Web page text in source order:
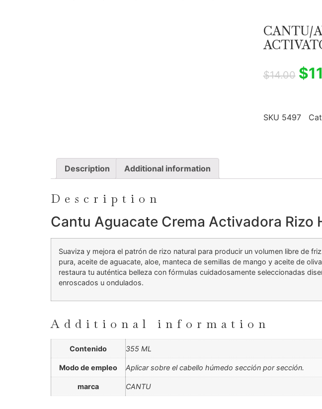
CANTU/
$14.00 $
SKU 5497
Description Additional information
Description
Cantu Aguacate Crema Activadora Rizo
Suaviza y mejora el patrón de rizo natural para producir un volumen libre de
pura, aceite de aguacate, aloe, manteca de semillas de mango y aceite de
restaura tu auténtica belleza con fórmulas cuidadosamente seleccionadas
enroscados u ondulados.
Additional information
Contenido 355 ML
Modo de empleo Aplicar sobre el cabello húmedo sección por sección.
marca CANTU